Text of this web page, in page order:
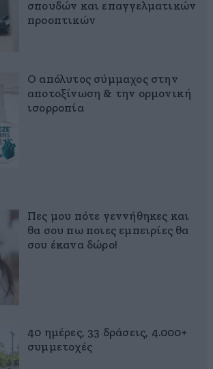
σπουδών και επαγγελματικών
προοπτικών
Ο απόλυτος σύμμαχος στην
αποτοξίνωση & την ορμονική
ισορροπία
Πες μου πότε γεννήθηκες και
θα σου πω ποιες εμπειρίες θα
σου έκανα δώρο!
40 ημέρες, 33 δράσεις, 4.000+
συμμετοχές